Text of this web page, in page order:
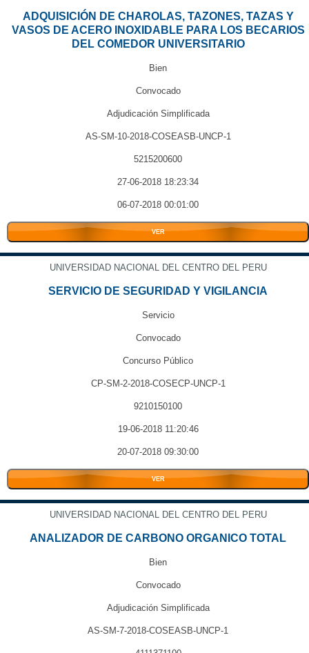
ADQUISICIÓN DE CHAROLAS, TAZONES, TAZAS Y
VASOS DE ACERO INOXIDABLE PARA LOS BECARIOS
DEL COMEDOR UNIVERSITARIO
Bien
Convocado
Adjudicación Simplificada
AS-SM-10-2018-COSEASB-UNCP-1
5215200600
27-06-2018 18:23:34
06-07-2018 00:01:00
VER
UNIVERSIDAD NACIONAL DEL CENTRO DEL PERU
SERVICIO DE SEGURIDAD Y VIGILANCIA
Servicio
Convocado
Concurso Público
CP-SM-2-2018-COSECP-UNCP-1
9210150100
19-06-2018 11:20:46
20-07-2018 09:30:00
VER
UNIVERSIDAD NACIONAL DEL CENTRO DEL PERU
ANALIZADOR DE CARBONO ORGANICO TOTAL
Bien
Convocado
Adjudicación Simplificada
AS-SM-7-2018-COSEASB-UNCP-1